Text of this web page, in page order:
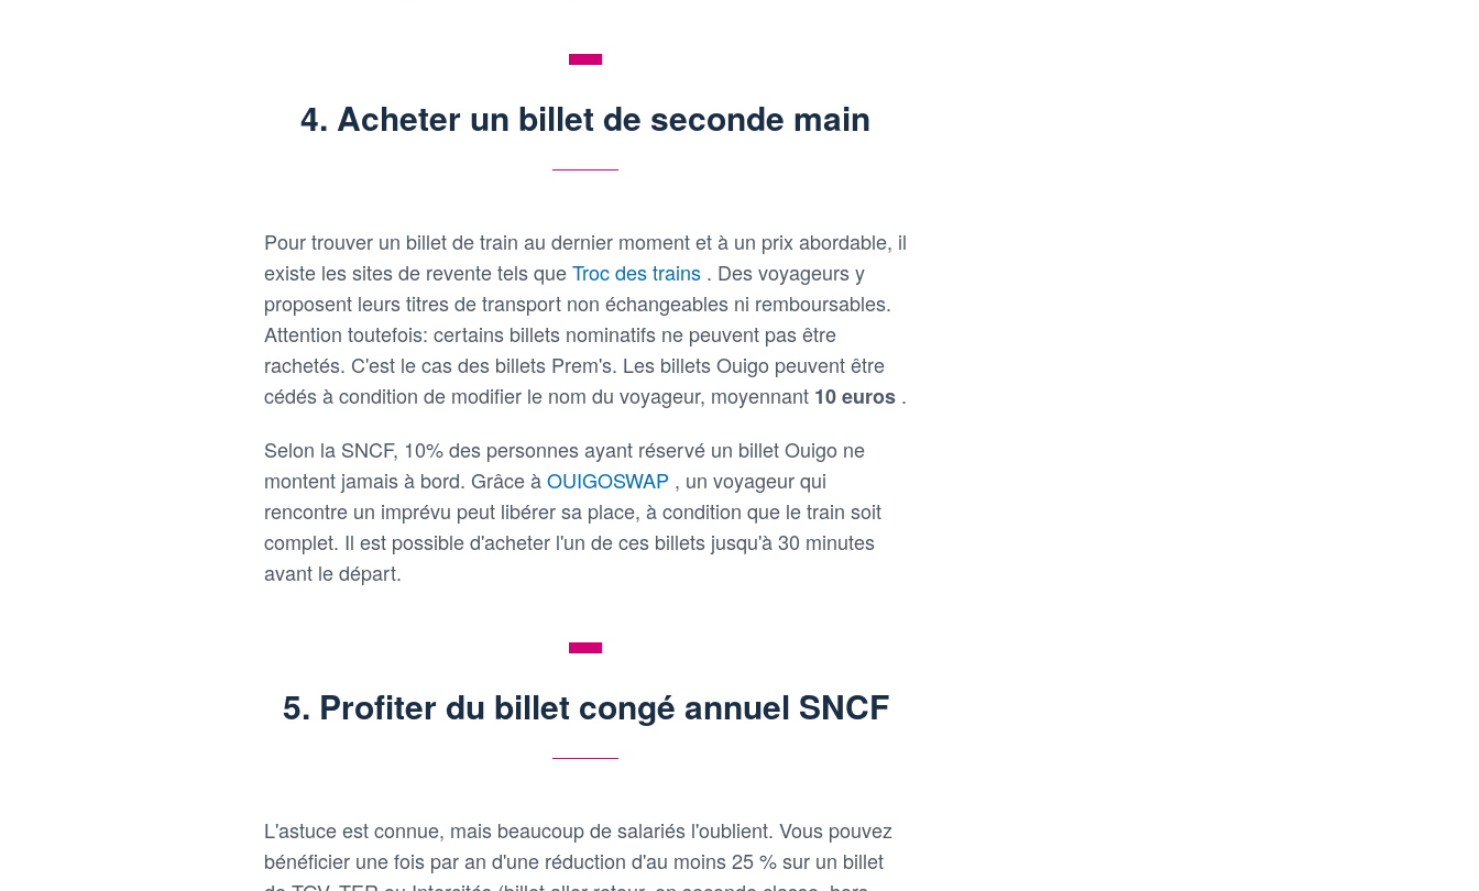
4. Acheter un billet de seconde main
Pour trouver un billet de train au dernier moment et à un prix abordable, il
existe les sites de revente tels queTroc des trains . Des voyageurs y
proposent leurs titres de transport non échangeables ni remboursables.
Attention toutefois: certains billets nominatifs ne peuvent pas être
rachetés. C'est le cas des billets Prem's. Les billets Ouigo peuvent être
cédés à condition de modifier le nom du voyageur, moyennant 10 euros .
Selon la SNCF, 10% des personnes ayant réservé un billet Ouigo ne
montent jamais à bord. Grâce àOUIGOSWAP , un voyageur qui
rencontre un imprévu peut libérer sa place, à condition que le train soit
complet. Il est possible d'acheter l'un de ces billets jusqu'à 30 minutes
avant le départ.
5. Profiter du billet congé annuel SNCF
L'astuce est connue, mais beaucoup de salariés l'oublient. Vous pouvez
bénéficier une fois par an d'une réduction d'au moins 25 % sur un billet